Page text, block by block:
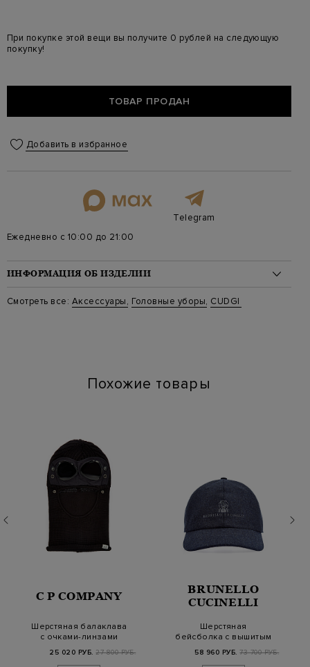
При покупке этой вещи вы получите 0 рублей на следующую
покупку!
ТОВАР ПРОДАН
Добавить в избранное
Telegram
Ежедневно с 10:00 до 21:00
ИНФОРМАЦИЯ ОБ ИЗДЕЛИИ
Материал: шерсть 70%, тенсел 20%, акрил 10%
Смотреть все: Аксессуары, Головные уборы, CUDGI
Похожие товары
C P COMPANY
Шерстяная балаклава
с очками-линзами
25 020 РУБ. 27 800 РУБ.
BRUNELLO
CUCINELLI
Шерстяная
бейсболка с вышитым
58 960 РУБ. 73 700 РУБ.